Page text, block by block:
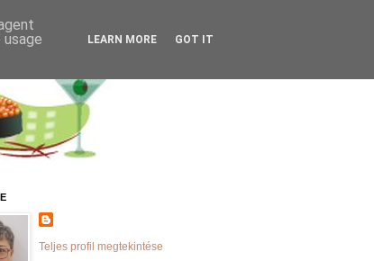
Teljes profil megtekintése
LEARN MORE GOT IT